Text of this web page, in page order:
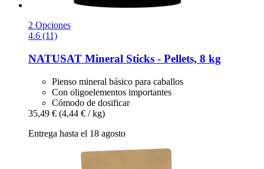
2 Opciones
4.6 (11)
NATUSAT Mineral Sticks -​ Pellets, 8 kg
Pienso mineral básico para caballos
Con oligoelementos importantes
Cómodo de dosificar
35,49 € (4,44 € / kg)
Entrega hasta el 18 agosto